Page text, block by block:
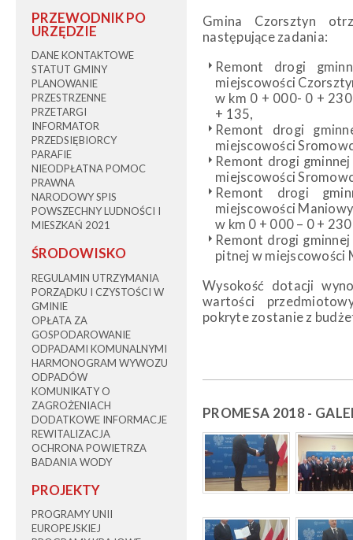
PRZEWODNIK PO
URZĘDZIE
DANE KONTAKTOWE
STATUT GMINY
PLANOWANIE
PRZESTRZENNE
PRZETARGI
INFORMATOR
PRZEDSIĘBIORCY
PARAFIE
NIEODPŁATNA POMOC
PRAWNA
NARODOWY SPIS
POWSZECHNY LUDNOŚCI I
MIESZKAŃ 2021
ŚRODOWISKO
REGULAMIN UTRZYMANIA
PORZĄDKU I CZYSTOŚCI W
GMINIE
OPŁATA ZA
GOSPODAROWANIE
ODPADAMI KOMUNALNYMI
HARMONOGRAM WYWOZU
ODPADÓW
KOMUNIKATY O
ZAGROŻENIACH
DODATKOWE INFORMACJE
REWITALIZACJA
OCHRONA POWIETRZA
BADANIA WODY
PROJEKTY
PROGRAMY UNII
EUROPEJSKIEJ
Gmina Czorsztyn
następujące zadania:
Remont drogi
miejscowości
w km 0 + 000- 0 +
+ 135,
Remont drogi
miejscowości
Remont drogi
miejscowości
Remont drogi
miejscowości Maniowy
w km 0 + 000 – 0 +
Remont drogi
pitnej w miejscowości
Wysokość dotacji
wartości
pokryte zostanie z
PROMESA 2018 -